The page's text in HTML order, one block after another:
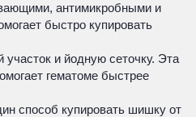
антимикробными и
быстро купировать
и йодную сеточку. Эта
гематоме быстрее
способ купировать шишку от